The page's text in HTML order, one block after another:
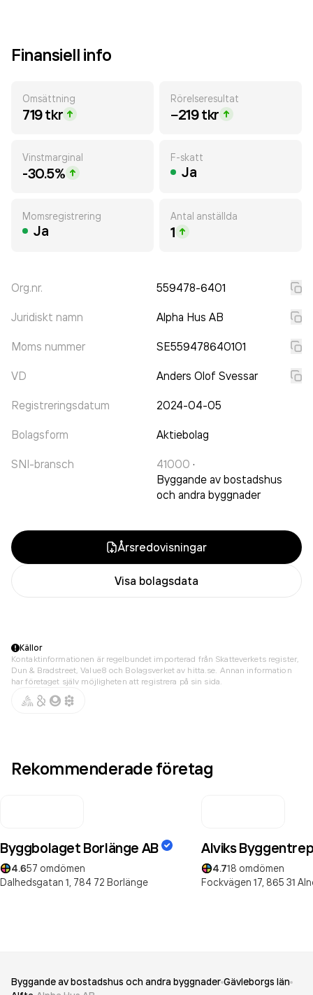
Finansiell info
Omsättning
719 tkr
Rörelseresultat
−219 tkr
Vinstmarginal
-30.5%
F-skatt
Ja
Momsregistrering
Ja
Antal anställda
1
Org.nr. 559478-6401
Juridiskt namn Alpha Hus AB
Moms nummer SE559478640101
VD Anders Olof Svessar
Registreringsdatum 2024-04-05
Bolagsform Aktiebolag
SNI-bransch 41000 ·
Byggande av bostadshus
och andra byggnader
Årsredovisningar
Visa bolagsdata
Källor
Kontaktinformationen är regelbundet importerad från Skatteverkets register,
Dun & Bradstreet, Value8 och Bolagsverket av hitta.se. Annan information
har företaget själv möjligheten att registrera på sin sida.
Rekommenderade företag
Byggbolaget Borlänge AB
4.657 omdömen
Dalhedsgatan 1, 784 72 Borlänge
Alviks
4.718 omdömen
Fockvägen 17, 865 31
Byggande av bostadshus och andra byggnader Gävleborgs län